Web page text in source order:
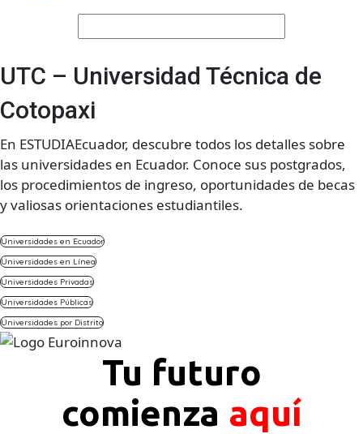
UTC – Universidad Técnica de
Cotopaxi
En ESTUDIAEcuador, descubre todos los detalles sobre
las universidades en Ecuador. Conoce sus postgrados,
los procedimientos de ingreso, oportunidades de becas
y valiosas orientaciones estudiantiles.
Universidades en Ecuador
Universidades en Línea
Universidades Privadas
Universidades Públicas
Universidades por Distrito
Tu futuro
comienza aquí